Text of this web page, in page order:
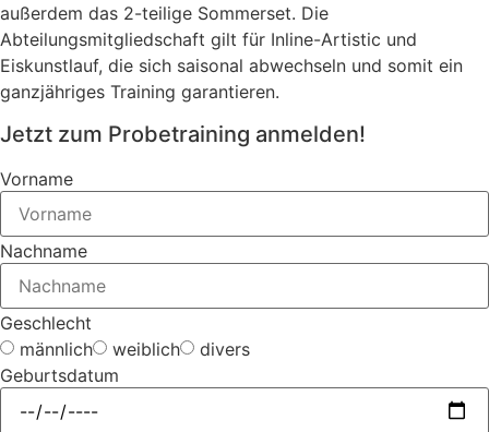
außerdem das 2-teilige Sommerset. Die
Abteilungsmitgliedschaft gilt für Inline-Artistic und
Eiskunstlauf, die sich saisonal abwechseln und somit ein
ganzjähriges Training garantieren.
Jetzt zum Probetraining anmelden!
Vorname
Nachname
Geschlecht
männlich
weiblich
divers
Geburtsdatum